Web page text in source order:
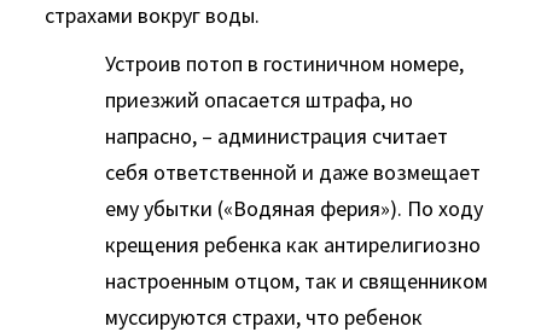
страхами вокруг воды.
Устроив потоп в гостиничном номере,
приезжий опасается штрафа, но
напрасно, – администрация считает
себя ответственной и даже возмещает
ему убытки («Водяная ферия»). По ходу
крещения ребенка как антирелигиозно
настроенным отцом, так и священником
муссируются страхи, что ребенок